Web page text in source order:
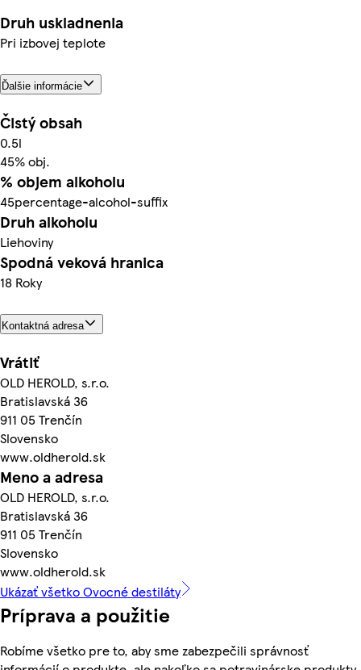
Druh uskladnenia
Pri izbovej teplote
Ďalšie informácie
Čistý obsah
0.5l
45% obj.
% objem alkoholu
45percentage-alcohol-suffix
Druh alkoholu
Liehoviny
Spodná veková hranica
18 Roky
Kontaktná adresa
Vrátiť
OLD HEROLD, s.r.o.
Bratislavská 36
911 05 Trenčín
Slovensko
www.oldherold.sk
Meno a adresa
OLD HEROLD, s.r.o.
Bratislavská 36
911 05 Trenčín
Slovensko
www.oldherold.sk
Ukázať všetko Ovocné destiláty
Príprava a použitie
Robíme všetko pre to, aby sme zabezpečili správnosť